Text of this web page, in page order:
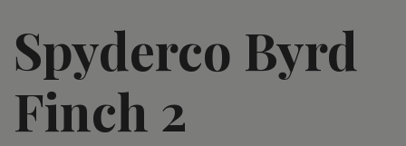
Spyderco Byrd
Finch 2